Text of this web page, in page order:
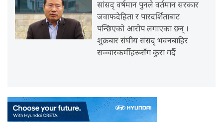
सांसद् वर्षमान पुनले वर्तमान सरकार
जवाफदेहिता र पारदर्शिताबाट
पन्छिएको आरोप लगाएका छन् ।
शुक्रबार संघीय संसद् भवनबाहिर
सञ्चारकर्मीहरूसँग कुरा गर्दै